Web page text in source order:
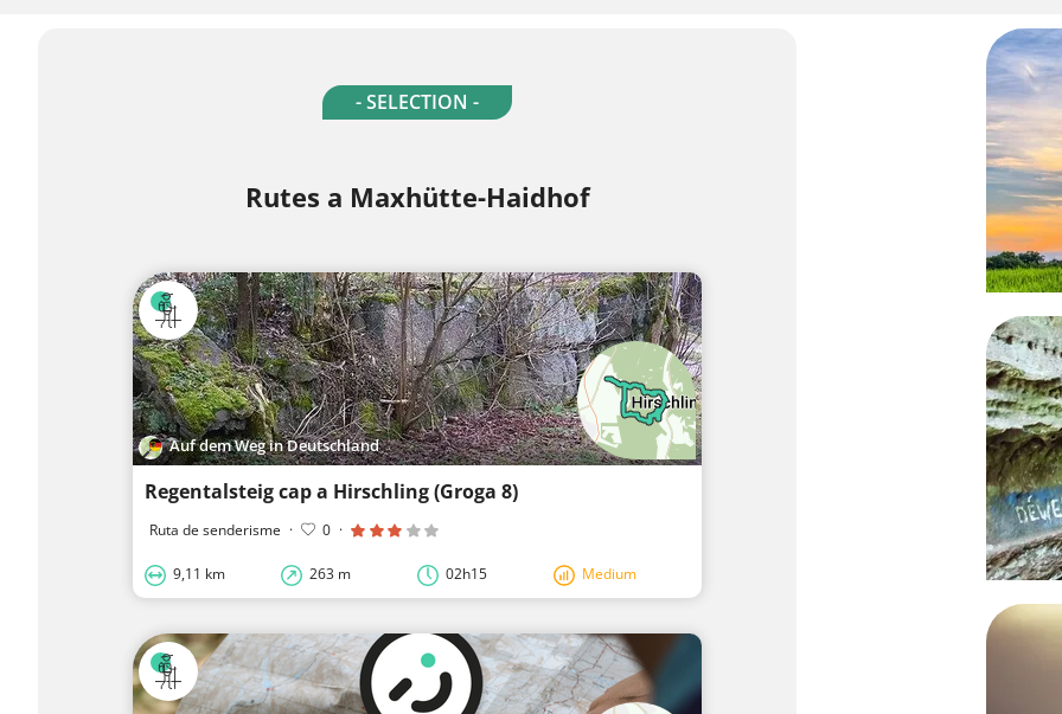
- SELECTION -
Rutes a Maxhütte-Haidhof
Auf dem Weg in Deutschland
Regentalsteig cap a Hirschling (Groga 8)
Ruta de senderisme · 0 ·
9,11 km 263 m 02h15 Medium